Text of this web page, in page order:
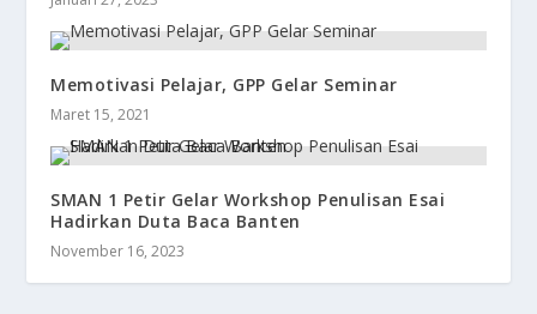
Memotivasi Pelajar, GPP Gelar Seminar
Maret 15, 2021
SMAN 1 Petir Gelar Workshop Penulisan Esai
Hadirkan Duta Baca Banten
November 16, 2023